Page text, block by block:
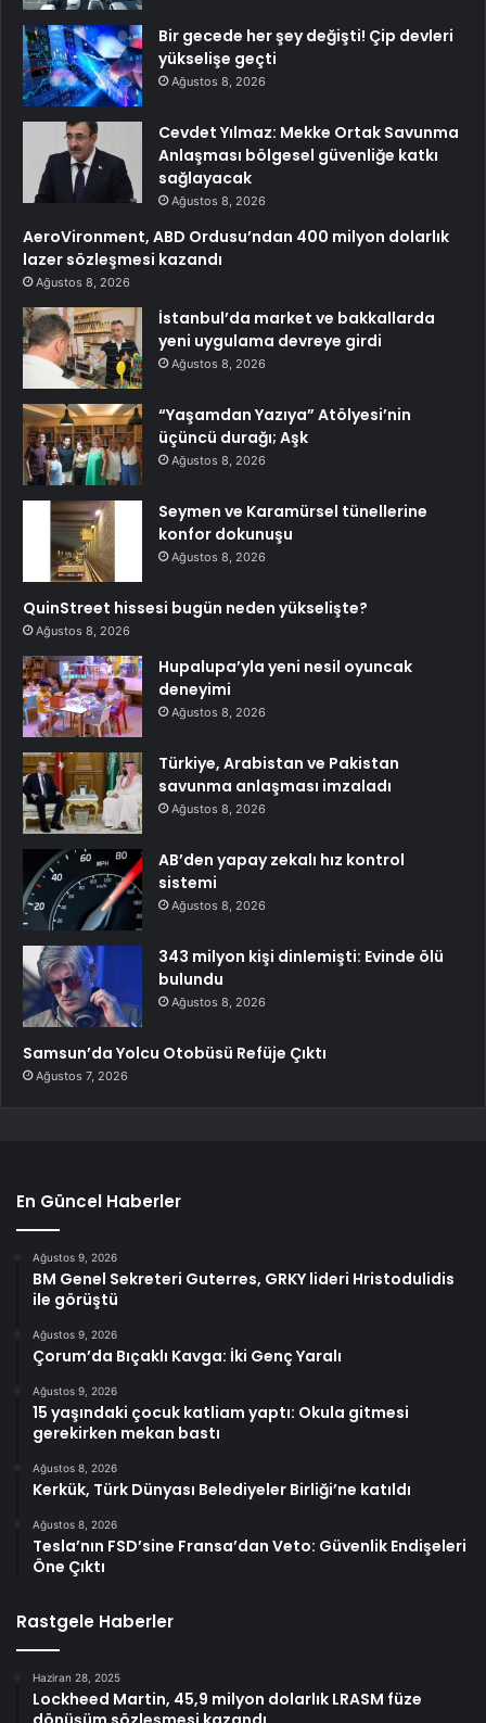
Bir gecede her şey değişti! Çip devleri
yükselişe geçti
Ağustos 8, 2026
Cevdet Yılmaz: Mekke Ortak Savunma
Anlaşması bölgesel güvenliğe katkı
sağlayacak
Ağustos 8, 2026
AeroVironment, ABD Ordusu’ndan 400 milyon dolarlık
lazer sözleşmesi kazandı
Ağustos 8, 2026
İstanbul’da market ve bakkallarda
yeni uygulama devreye girdi
Ağustos 8, 2026
“Yaşamdan Yazıya” Atölyesi’nin
üçüncü durağı; Aşk
Ağustos 8, 2026
Seymen ve Karamürsel tünellerine
konfor dokunuşu
Ağustos 8, 2026
QuinStreet hissesi bugün neden yükselişte?
Ağustos 8, 2026
Hupalupa’yla yeni nesil oyuncak
deneyimi
Ağustos 8, 2026
Türkiye, Arabistan ve Pakistan
savunma anlaşması imzaladı
Ağustos 8, 2026
AB’den yapay zekalı hız kontrol
sistemi
Ağustos 8, 2026
343 milyon kişi dinlemişti: Evinde ölü
bulundu
Ağustos 8, 2026
Samsun’da Yolcu Otobüsü Refüje Çıktı
Ağustos 7, 2026
En Güncel Haberler
Ağustos 9, 2026
BM Genel Sekreteri Guterres, GRKY lideri Hristodulidis
ile görüştü
Ağustos 9, 2026
Çorum’da Bıçaklı Kavga: İki Genç Yaralı
Ağustos 9, 2026
15 yaşındaki çocuk katliam yaptı: Okula gitmesi
gerekirken mekan bastı
Ağustos 8, 2026
Kerkük, Türk Dünyası Belediyeler Birliği’ne katıldı
Ağustos 8, 2026
Tesla’nın FSD’sine Fransa’dan Veto: Güvenlik Endişeleri
Öne Çıktı
Rastgele Haberler
Haziran 28, 2025
Lockheed Martin, 45,9 milyon dolarlık LRASM füze